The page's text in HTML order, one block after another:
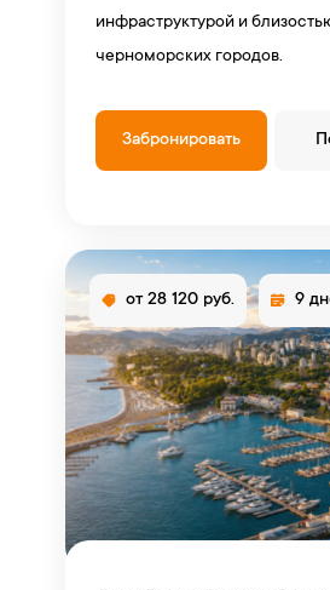
инфраструктурой и
черноморских городов.
Забронировать
от 28 120 руб. 9